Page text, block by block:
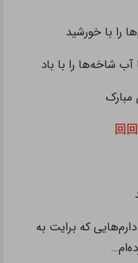
را با خورشید
شاخه‌ها را با باد
مبارک
回
که برایت به